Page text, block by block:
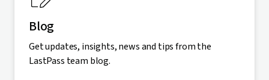
Blog
Get updates, insights, news and tips from the
LastPass team blog.